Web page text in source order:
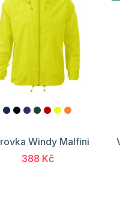
Windy Malfini
388 Kč